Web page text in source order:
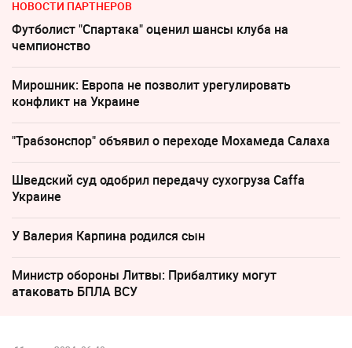
НОВОСТИ ПАРТНЕРОВ
Футболист "Спартака" оценил шансы клуба на
чемпионство
Мирошник: Европа не позволит урегулировать
конфликт на Украине
"Трабзонспор" объявил о переходе Мохамеда Салаха
Шведский суд одобрил передачу сухогруза Caffa
Украине
У Валерия Карпина родился сын
Министр обороны Литвы: Прибалтику могут
атаковать БПЛА ВСУ